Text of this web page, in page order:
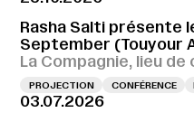
Rasha Salti présente
September (Touyour
La Compagnie, lieu
PROJECTION CONFÉRENCE
03.07.2026